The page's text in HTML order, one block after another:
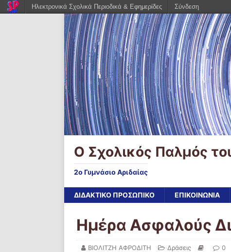
Ο Σχολικός Παλμός
2ο Γυμνάσιο Αριδαίας
ΔΙΔΑΚΤΙΚΟ ΠΡΟΣΩΠΙΚΟ ΕΠΙΚΟΙΝΩΝΙΑ
Ημέρα Ασφαλούς
ΒΙΟΛΙΤΖΗ ΑΦΡΟΔΙΤΗ Δράσεις 0
Ηλεκτρονικά Σχολικά Περιοδικά & Εφημερίδες Σύνδεση